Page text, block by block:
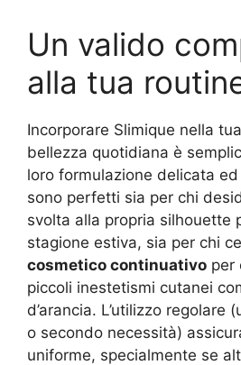
Un valido
alla tua
Incorporare Slimique nella
bellezza quotidiana è
loro formulazione delicata
sono perfetti sia per chi
svolta alla propria silhouette
stagione estiva, sia per chi
cosmetico continuativo per
piccoli inestetismi cutanei
d’arancia. L’utilizzo regolare
o secondo necessità)
uniforme, specialmente se